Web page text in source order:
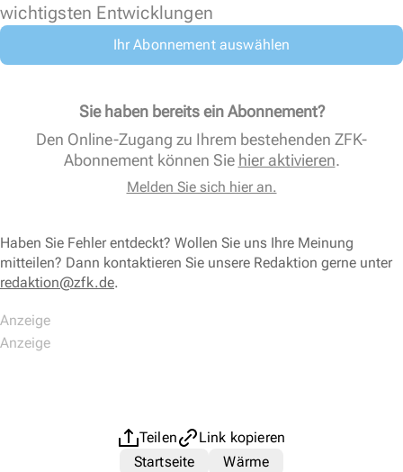
wichtigsten Entwicklungen
Ihr Abonnement auswählen
Sie haben bereits ein Abonnement?
Den Online-Zugang zu Ihrem bestehenden ZFK-
Abonnement können Sie hier aktivieren.
Melden Sie sich hier an.
Haben Sie Fehler entdeckt? Wollen Sie uns Ihre Meinung
mitteilen? Dann kontaktieren Sie unsere Redaktion gerne unter
redaktion@zfk.de.
Teilen
Link kopieren
Startseite
Wärme